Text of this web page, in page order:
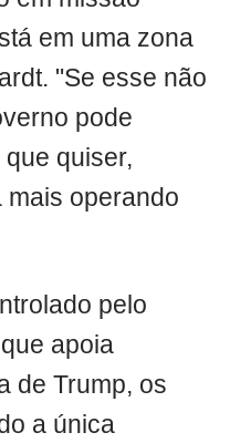
em uma zona
"Se esse não
pode
quiser,
mais operando
pelo
apoia
de Trump, os
a única